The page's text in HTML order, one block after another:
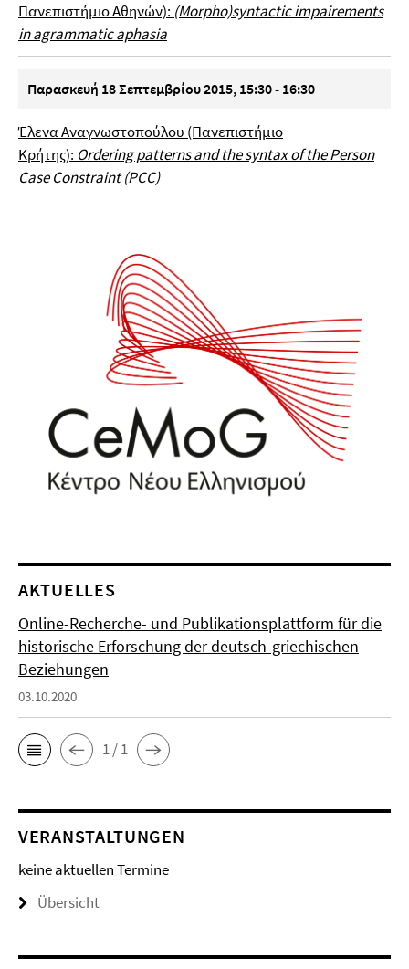
Πανεπιστήμιο Αθηνών): (Morpho)syntactic impairements
in agrammatic aphasia
Παρασκευή 18 Σεπτεμβρίου 2015, 15:30 - 16:30
Έλενα Αναγνωστοπούλου (Πανεπιστήμιο
Κρήτης): Ordering patterns and the syntax of the Person
Case Constraint (PCC)
AKTUELLES
Online-Recherche- und Publikationsplattform für die
historische Erforschung der deutsch-griechischen
Beziehungen
03.10.2020
1 / 1
VERANSTALTUNGEN
keine aktuellen Termine
Übersicht